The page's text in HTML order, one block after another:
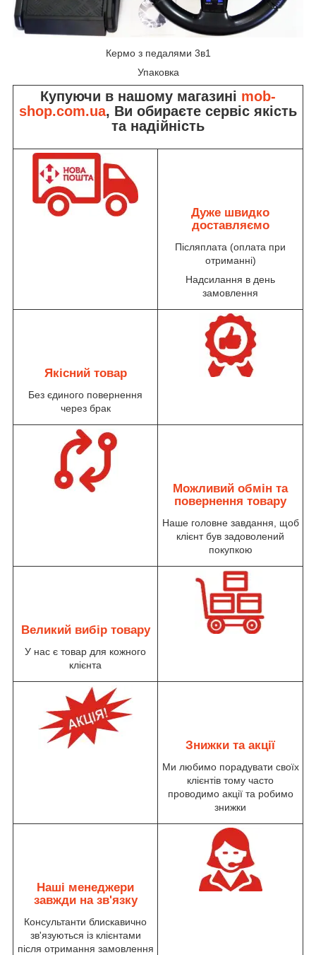
Кермо з педалями 3в1
Упаковка
Купуючи в нашому магазині mob-
shop.com.ua, Ви обираєте сервіс якість
та надійність
Дуже швидко
доставляємо
Післяплата (оплата при
отриманні)
Надсилання в день
замовлення
Якісний товар
Без єдиного повернення
через брак
Можливий обмін та
повернення товару
Наше головне завдання, щоб
клієнт був задоволений
покупкою
Великий вибір товару
У нас є товар для кожного
клієнта
Знижки та акції
Ми любимо порадувати своїх
клієнтів тому часто
проводимо акції та робимо
знижки
Наші менеджери
завжди на зв'язку
Консультанти блискавично
зв'язуються із клієнтами
після отримання замовлення